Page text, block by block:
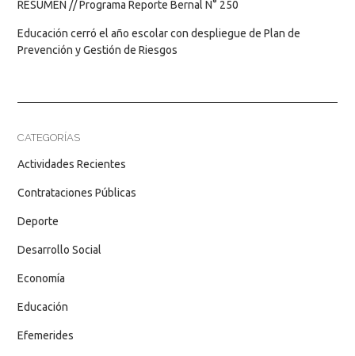
RESUMEN // Programa Reporte Bernal N° 250
Educación cerró el año escolar con despliegue de Plan de
Prevención y Gestión de Riesgos
CATEGORÍAS
Actividades Recientes
Contrataciones Públicas
Deporte
Desarrollo Social
Economía
Educación
Efemerides